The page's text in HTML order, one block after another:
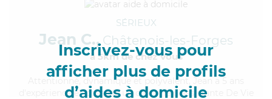
Inscrivez-vous pour
afficher plus de profils
d’aides à domicile
SÉRIEUX
Jean C., Châtenois-les-Forges
à 5km de chez Vous
, dynamique et polyvalent, Jean a 5 ans
d'expérience et possède un diplôme d'Assistante De Vie